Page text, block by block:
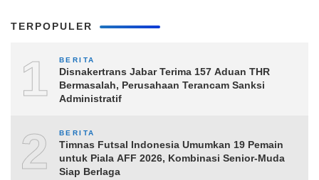
TERPOPULER
1 BERITA
Disnakertrans Jabar Terima 157 Aduan THR
Bermasalah, Perusahaan Terancam Sanksi
Administratif
2 BERITA
Timnas Futsal Indonesia Umumkan 19 Pemain
untuk Piala AFF 2026, Kombinasi Senior-Muda
Siap Berlaga